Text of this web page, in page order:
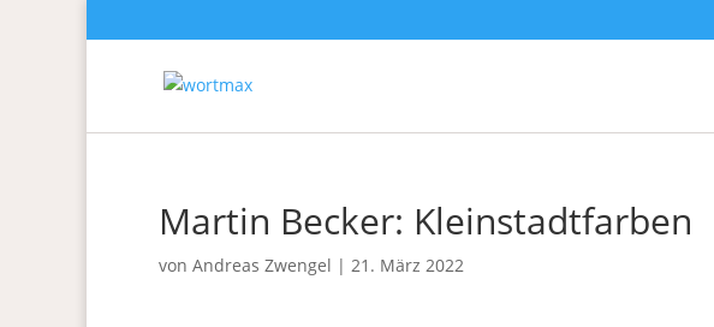
Martin Becker: Kleinstadtfarben
von Andreas Zwengel | 21. März 2022